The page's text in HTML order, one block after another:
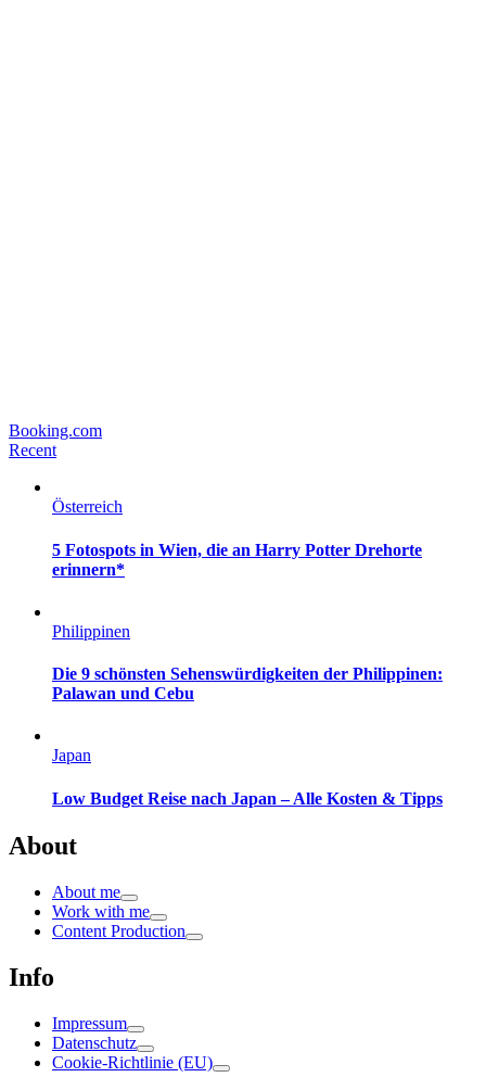
Booking.com
Recent
Österreich
5 Fotospots in Wien, die an Harry Potter Drehorte
erinnern*
Philippinen
Die 9 schönsten Sehenswürdigkeiten der Philippinen:
Palawan und Cebu
Japan
Low Budget Reise nach Japan – Alle Kosten & Tipps
About
About me
Work with me
Content Production
Info
Impressum
Datenschutz
Cookie-Richtlinie (EU)